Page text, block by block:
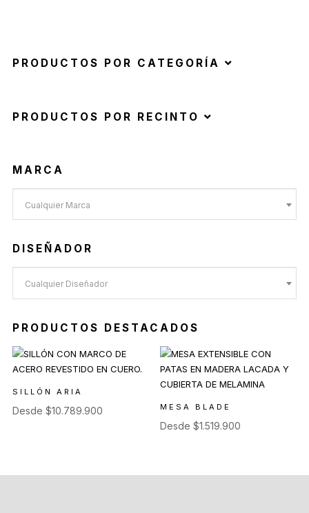
PRODUCTOS POR CATEGORÍA
PRODUCTOS POR RECINTO
MARCA
Cualquier Marca
DISEÑADOR
Cualquier Diseñador
PRODUCTOS DESTACADOS
SILLÓN ARIA
Desde $10.789.900 MESA BLADE
Desde$1.519.900